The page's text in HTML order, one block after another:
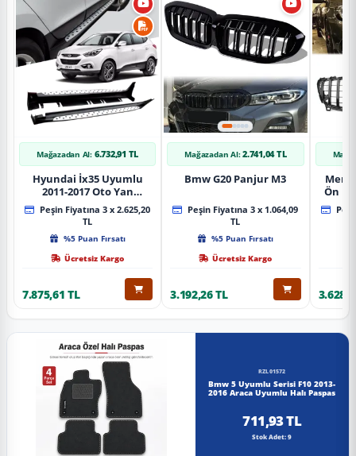
Mağazadan Al: 6.732,91 TL
Hyundai İx35 Uyumlu
2011-2017 Oto Yan
Basamak Koruma Side
Step Bmw Style
Peşin Fiyatına 3 x 2.625,20
TL
%5 Puan Fırsatı
Ücretsiz Kargo
7.875,61 TL
Mağazadan Al: 2.741,04 TL
Bmw G20 Panjur M3
Peşin Fiyatına 3 x 1.064,09
TL
%5 Puan Fırsatı
Ücretsiz Kargo
3.192,26 TL
Ön
RZL01572
Bmw 5 Uyumlu Serisi F10 2013-
2016 Araca Uyumlu Halı Paspas
711,93 TL
Stok Adet: 9